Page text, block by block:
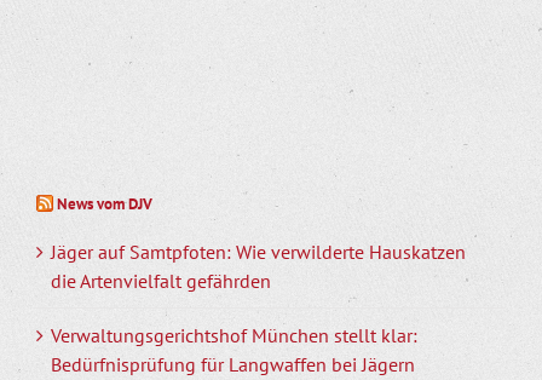
News vom DJV
Jäger auf Samtpfoten: Wie verwilderte Hauskatzen
die Artenvielfalt gefährden
Verwaltungsgerichtshof München stellt klar:
Bedürfnisprüfung für Langwaffen bei Jägern